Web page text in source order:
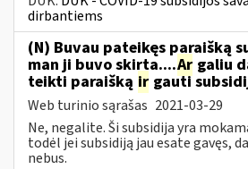
dirbantiems
(N) Buvau pateikęs paraišką
man ji buvo skirta....Ar galiu
teikti paraišką ir gauti
Web turinio sąrašas 2021-03-29
Ne, negalite. Ši subsidija yra
todėl jei subsidiją jau esate gavęs,
nebus.